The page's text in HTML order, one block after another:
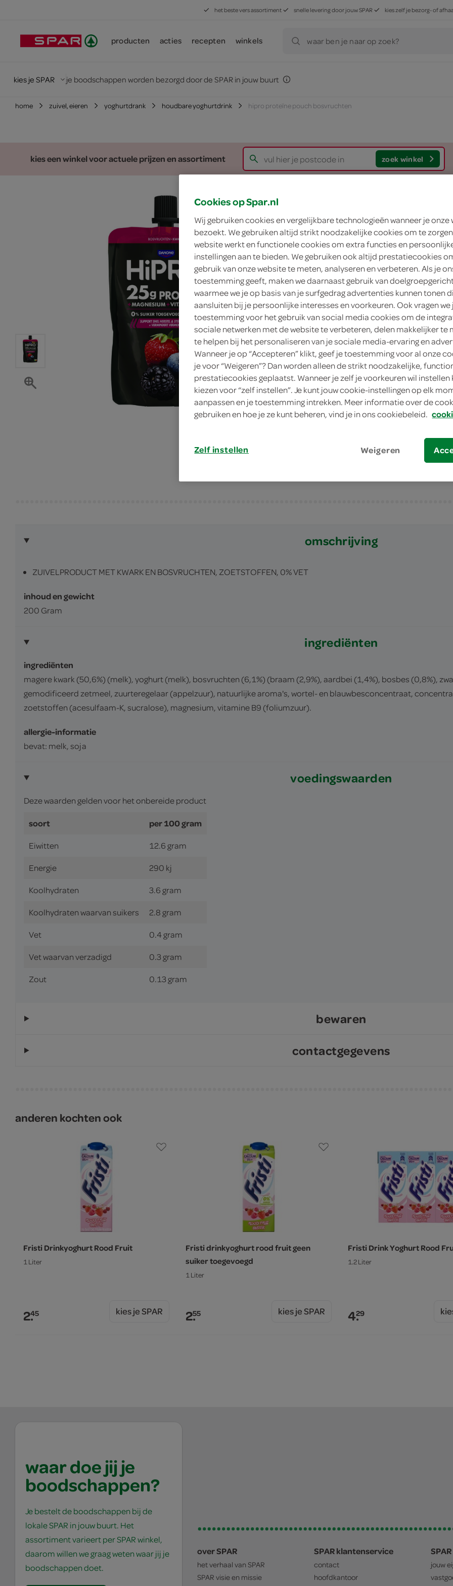
het beste vers assortiment snelle levering door jouw SPAR kies zelf je bezorg- of
producten acties recepten winkels waar ben je naar op zoek?
kies je SPAR je boodschappen worden bezorgd door de SPAR in jouw buurt
home zuivel, eieren yoghurtdrank houdbare yoghurtdrink hipro proteïne pouch bosvruchten
kies een winkel voor actuele prijzen en assortiment zoek winkel
Hipro proteïne
Hipro
2.
25
200 Gram
in winkelmand
Let op: aanbiedingen zijn niet
verwerkt in de winkelmand.
geniet van een fruitige proteïnesnack
bevat 25 gram proteïne
0% suiker toegevoegd
omschrijving
ZUIVELPRODUCT MET KWARK EN BOSVRUCHTEN, ZOETSTOFFEN, 0% VET
inhoud en gewicht
200 Gram
ingrediënten
ingrediënten
magere kwark (50,6%) (melk), yoghurt (melk), bosvruchten (6,1%) (braam (2,9%), aardbei (1,4%), bosbes (0,8%),
gemodificeerd zetmeel, zuurteregelaar (appelzuur), natuurlijke aroma's, wortel- en blauwbesconcentraat,
zoetstoffen (acesulfaam-K, sucralose), magnesium, vitamine B9 (foliumzuur).
allergie-informatie
bevat: melk, soja
voedingswaarden
Deze waarden gelden voor het onbereide product
soort per 100 gram
Eiwitten 12.6 gram
Energie 290 kj
Koolhydraten 3.6 gram
Koolhydraten waarvan suikers 2.8 gram
Vet 0.4 gram
Vet waarvan verzadigd 0.3 gram
Zout 0.13 gram
bewaren
contactgegevens
anderen kochten ook
Fristi Drinkyoghurt Rood Fruit
1 Liter
2.45 kies je SPAR
Fristi drinkyoghurt rood fruit geen
suiker toegevoegd
1 Liter
2.55 kies je SPAR
Fristi Drink Yoghurt Rood
1.2 Liter
4.29
waar doe jij je
boodschappen?
Je bestelt de boodschappen bij de
lokale SPAR in jouw buurt. Het
assortiment varieert per SPAR winkel,
daarom willen we graag weten waar jij je
boodschappen doet.
over SPAR
het verhaal van SPAR
SPAR visie en missie
SPAR klantenservice
contact
hoofdkantoor
jouw
Cookies op Spar.nl
Wij gebruiken cookies en vergelijkbare technologieën wanneer je onze
bezoekt. We gebruiken altijd strikt noodzakelijke cookies om te
website werkt en functionele cookies om extra functies en
instellingen aan te bieden. We gebruiken ook altijd prestatiecookies
gebruik van onze website te meten, analyseren en verbeteren. Als je
toestemming geeft, maken we daarnaast gebruik van
waarmee we je op basis van je surfgedrag advertenties kunnen tonen
aansluiten bij je persoonlijke interesses en voorkeuren. Ook vragen we
toestemming voor het gebruik van social media cookies om de
sociale netwerken met de website te verbeteren, delen makkelijker te
te helpen bij het personaliseren van je sociale media-ervaring en
Wanneer je op “Accepteren” klikt, geef je toestemming voor al onze
je voor “Weigeren”? Dan worden alleen de strikt noodzakelijke,
prestatiecookies geplaatst. Wanneer je zelf je voorkeuren wil instellen
kiezen voor “zelf instellen”. Je kunt jouw cookie-instellingen op elk
aanpassen en je toestemming intrekken. Meer informatie over de
gebruiken en hoe je ze kunt beheren, vind je in ons cookiebeleid.
Zelf instellen Weigeren